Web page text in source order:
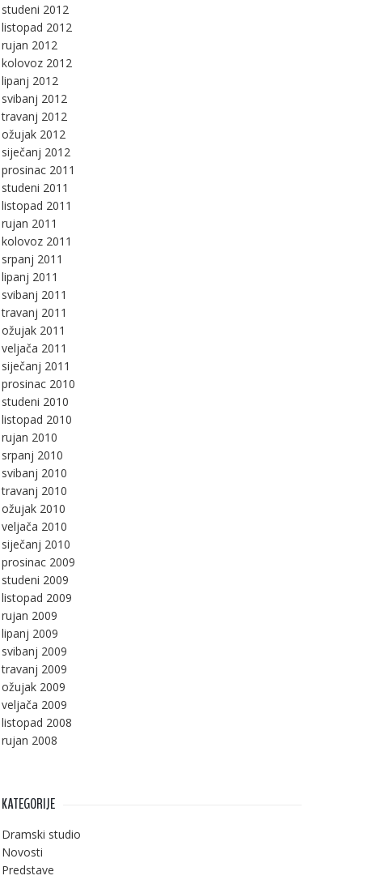
studeni 2012
listopad 2012
rujan 2012
kolovoz 2012
lipanj 2012
svibanj 2012
travanj 2012
ožujak 2012
siječanj 2012
prosinac 2011
studeni 2011
listopad 2011
rujan 2011
kolovoz 2011
srpanj 2011
lipanj 2011
svibanj 2011
travanj 2011
ožujak 2011
veljača 2011
siječanj 2011
prosinac 2010
studeni 2010
listopad 2010
rujan 2010
srpanj 2010
svibanj 2010
travanj 2010
ožujak 2010
veljača 2010
siječanj 2010
prosinac 2009
studeni 2009
listopad 2009
rujan 2009
lipanj 2009
svibanj 2009
travanj 2009
ožujak 2009
veljača 2009
listopad 2008
rujan 2008
KATEGORIJE
Dramski studio
Novosti
Predstave